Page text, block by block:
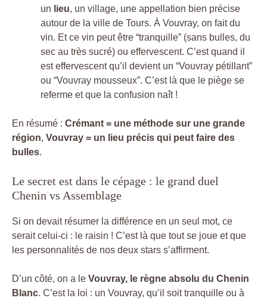
un lieu, un village, une appellation bien précise
autour de la ville de Tours. À Vouvray, on fait du
vin. Et ce vin peut être “tranquille” (sans bulles, du
sec au très sucré) ou effervescent. C’est quand il
est effervescent qu’il devient un “Vouvray pétillant”
ou “Vouvray mousseux”. C’est là que le piège se
referme et que la confusion naît !
En résumé : Crémant = une méthode sur une grande
région, Vouvray = un lieu précis qui peut faire des
bulles.
Le secret est dans le cépage : le grand duel
Chenin vs Assemblage
Si on devait résumer la différence en un seul mot, ce
serait celui-ci : le raisin ! C’est là que tout se joue et que
les personnalités de nos deux stars s’affirment.
D’un côté, on a le Vouvray, le règne absolu du Chenin
Blanc. C’est la loi : un Vouvray, qu’il soit tranquille ou à